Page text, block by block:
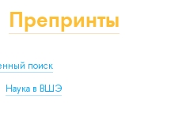
Препринты
поиск
Наука в ВШЭ